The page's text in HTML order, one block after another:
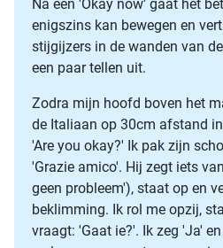
Na een 'Okay now' gaat het
enigszins kan bewegen en
stijgijzers in de wanden van
een paar tellen uit.
Zodra mijn hoofd boven het
de Italiaan op 30cm afstand
'Are you okay?' Ik pak zijn
'Grazie amico'. Hij zegt iets
geen probleem'), staat op en
beklimming. Ik rol me opzij,
vraagt: 'Gaat ie?'. Ik zeg 'Ja'